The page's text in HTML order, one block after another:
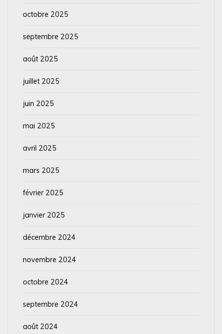
octobre 2025
septembre 2025
août 2025
juillet 2025
juin 2025
mai 2025
avril 2025
mars 2025
février 2025
janvier 2025
décembre 2024
novembre 2024
octobre 2024
septembre 2024
août 2024